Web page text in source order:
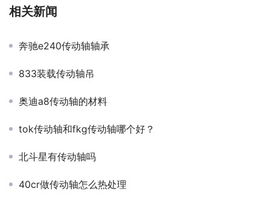
相关新闻
奔驰e240传动轴轴承
833装载传动轴吊
奥迪a8传动轴的材料
tok传动轴和fkg传动轴哪个好？
北斗星有传动轴吗
40cr做传动轴怎么热处理